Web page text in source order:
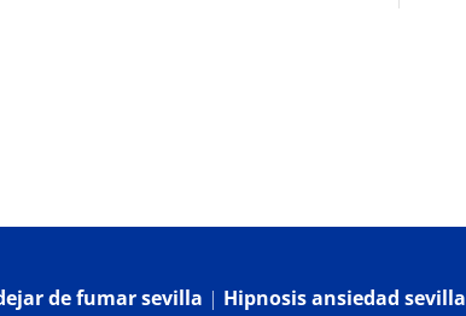
de fumar sevilla | Hipnosis ansiedad sevilla